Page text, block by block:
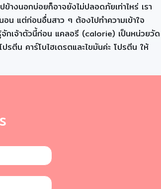
างนอกบ่อยก็อาจยังไม่ปลอดภัยเท่าไหร่ เรา
อน แต่ก่อนอื่นสาว ๆ ต้องไปทำความเข้าใจ
รู้จักเจ้าตัวนี้ก่อน แคลอรี (calorie) เป็นหน่วยวัด
รตีน คาร์โบไฮเดรตและไขมันค่ะ โปรตีน ให้